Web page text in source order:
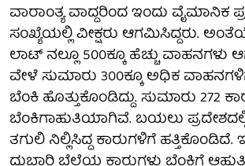
ವಾರಾಂತ್ಯ ವಾದ್ದರಿಂದ ಇಂದು ವೈಮಾನಿಕ
ಸಂಖ್ಯೆಯಲ್ಲಿ ವೀಕ್ಷರು ಆಗಮಿಸಿದ್ದರು.
ಲಾಟ್ ನಲ್ಲೂ 500ಕ್ಕೂ ಹೆಚ್ಚು ವಾಹನಗಳು
ವೇಳೆ ಸುಮಾರು 300ಕ್ಕೂ ಅಧಿಕ
ಬೆಂಕಿ ಹೊತ್ತುಕೊಂಡಿದ್ದು. ಸುಮಾರು 272
ಬೆಂಕಿಗಾಹುತಿಯಾಗಿವೆ. ಬಯಲು
ತಗುಲಿ ನಿಲ್ಲಿಸಿದ್ದ ಕಾರುಗಳಿಗೆ